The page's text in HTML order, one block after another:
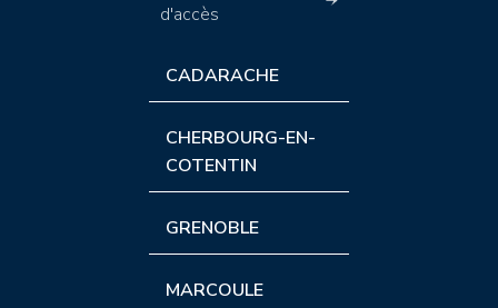
d'accès
CADARACHE
CHERBOURG-EN-
COTENTIN
GRENOBLE
MARCOULE